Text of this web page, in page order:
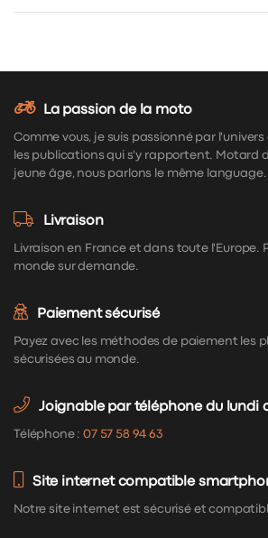
La passion de la moto
Comme vous, je suis passionné par
les publications qui s'y rapportent. Motard
jeune âge, nous parlons le même language.
Livraison
Livraison en France et dans toute l'Europe.
monde sur demande.
Paiement sécurisé
Payez avec les méthodes de paiement les
sécurisées au monde.
Joignable par téléphone du lundi
Téléphone :07 57 58 94 63
Site internet compatible
Notre site internet est sécurisé et